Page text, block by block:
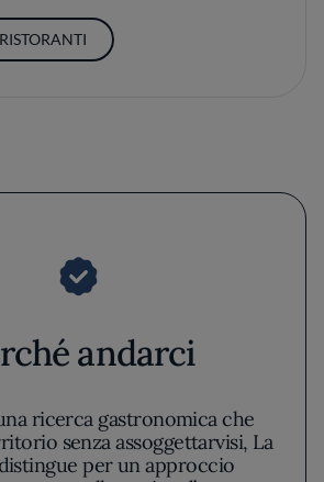
andarci
ricerca gastronomica che
senza assoggettarvisi, La
per un approccio